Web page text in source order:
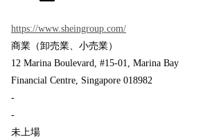
https://www.sheingroup.com/
商業（卸売業、小売業）
12 Marina Boulevard, #15-01, Marina Bay
Financial Centre, Singapore 018982
-
-
未上場